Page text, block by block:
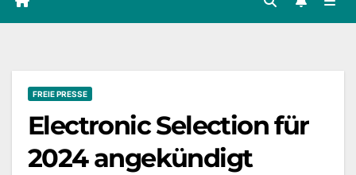
FREIE PRESSE
Electronic Selection für
2024 angekündigt